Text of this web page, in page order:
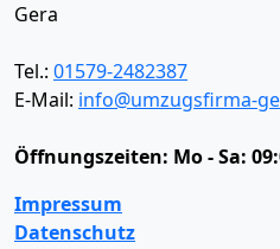
Gera
Tel.: 01579-2482387
E-Mail: info@umzugsfirma-
Öffnungszeiten: Mo - Sa:
Impressum
Datenschutz